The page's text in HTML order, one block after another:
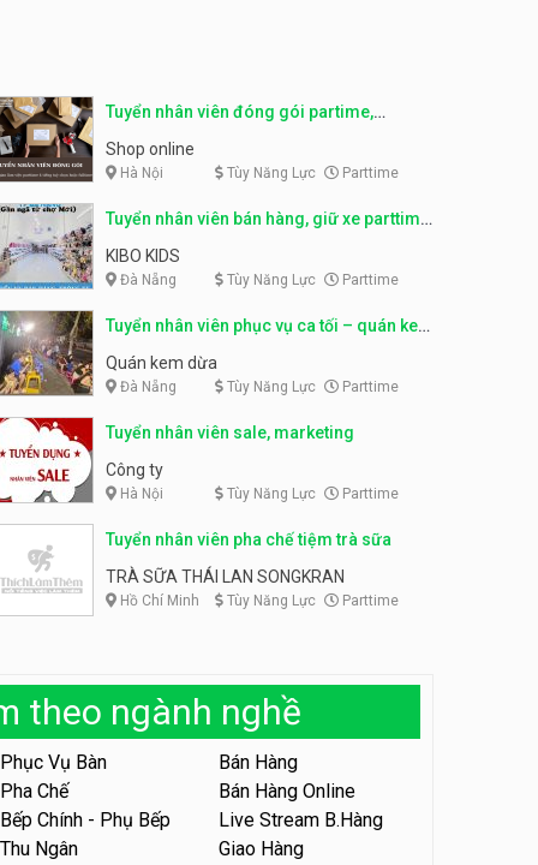
Tuyển nhân viên pha chế
tiệm trà sữa
hàng tiệm bánh ngọt
Tiệm bánh ngọt
Tuyển nhân viên văn phòng
Shop online
Tuyển nhân viên đóng gói partime,
fulltime
Shop online
Hà Nội Tùy Năng Lực Parttime
Tuyển nhân viên bán hàng, giữ xe parttime
– Kibo Kid
KIBO KIDS
Đà Nẵng Tùy Năng Lực Parttime
Tuyển nhân viên phục vụ ca tối – quán kem
dừa
Quán kem dừa
Đà Nẵng Tùy Năng Lực Parttime
Tuyển nhân viên sale, marketing
Công ty
Hà Nội Tùy Năng Lực Parttime
Tuyển nhân viên pha chế tiệm trà sữa
TRÀ SỮA THÁI LAN SONGKRAN
Hồ Chí Minh Tùy Năng Lực Parttime
theo ngành nghề
Phục Vụ Bàn
Bán Hàng
Pha Chế
Bán Hàng Online
Bếp Chính - Phụ Bếp
Live Stream B.Hàng
Thu Ngân
Giao Hàng